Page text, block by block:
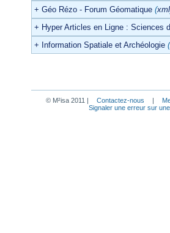
+ Géo Rézo - Forum Géomatique (xml
+ Hyper Articles en Ligne : Sciences
+ Information Spatiale et Archéologie (
© M²isa 2011 | Contactez-nous |
Signaler une erreur sur